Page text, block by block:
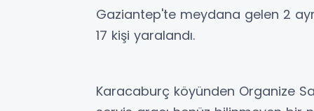
Gaziantep'te meydana gelen 2
17 kişi yaralandı.
Karacaburç köyünden Organize